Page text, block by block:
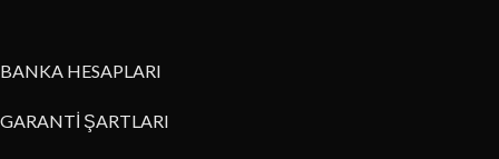
BANKA HESAPLARI
GARANTİ ŞARTLARI